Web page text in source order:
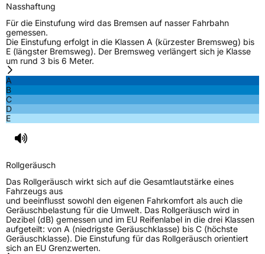
Nasshaftung
Für die Einstufung wird das Bremsen auf nasser Fahrbahn
gemessen.
Die Einstufung erfolgt in die Klassen A (kürzester Bremsweg) bis
E (längster Bremsweg). Der Bremsweg verlängert sich je Klasse
um rund 3 bis 6 Meter.
A
B
C
D
E
Rollgeräusch
Das Rollgeräusch wirkt sich auf die Gesamtlautstärke eines
Fahrzeugs aus
und beeinflusst sowohl den eigenen Fahrkomfort als auch die
Geräuschbelastung für die Umwelt. Das Rollgeräusch wird in
Dezibel (dB) gemessen und im EU Reifenlabel in die drei Klassen
aufgeteilt: von A (niedrigste Geräuschklasse) bis C (höchste
Geräuschklasse). Die Einstufung für das Rollgeräusch orientiert
sich an EU Grenzwerten.